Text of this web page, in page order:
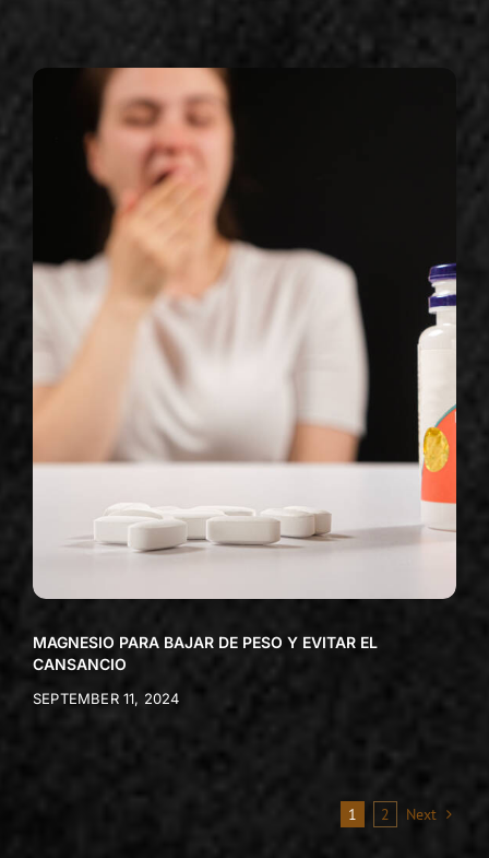
MAGNESIO PARA BAJAR DE PESO Y EVITAR EL
CANSANCIO
SEPTEMBER 11, 2024
1 2 Next